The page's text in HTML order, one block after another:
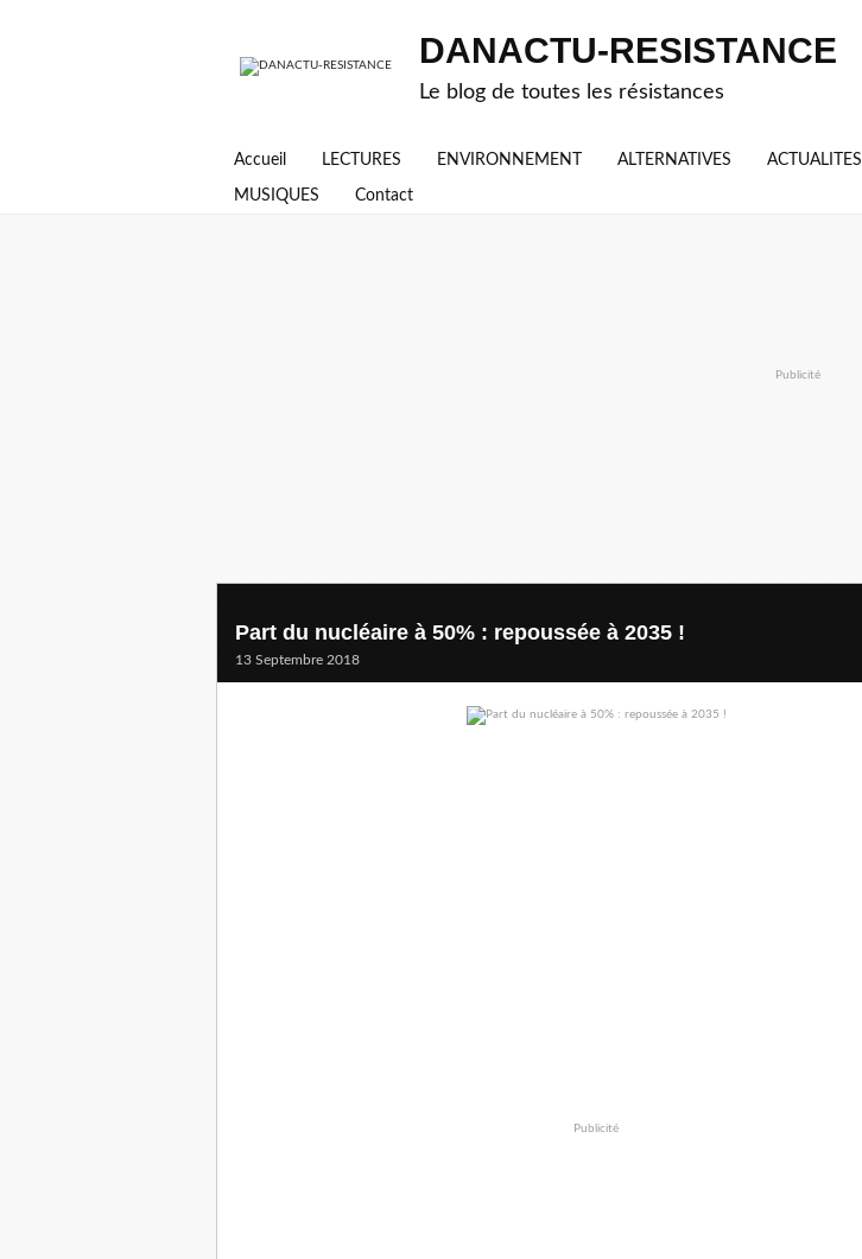
DANACTU-RESISTANCE
Le blog de toutes les résistances
Accueil LECTURES ENVIRONNEMENT ALTERNATIVES ACTUALITES
MUSIQUES Contact
Publicité
Part du nucléaire à 50% : repoussée à 2035 !
13 Septembre 2018
Publicité